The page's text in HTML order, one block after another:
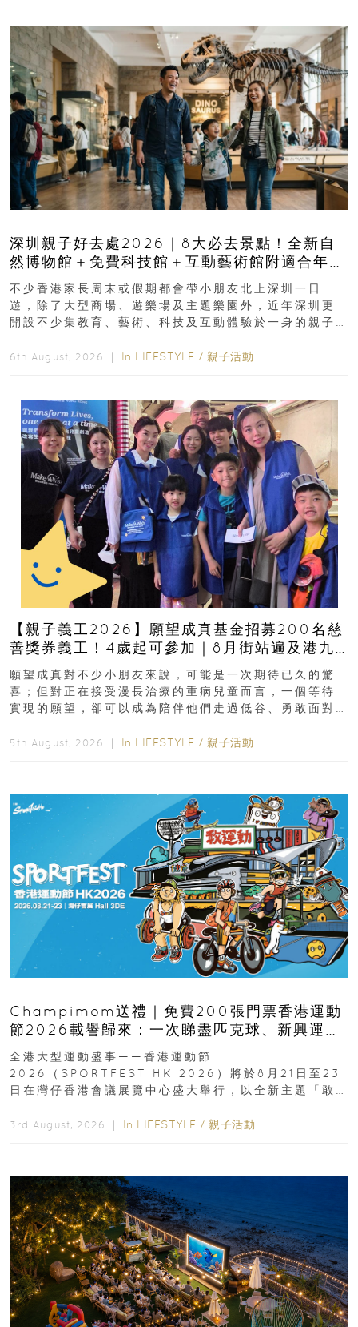
深圳親子好去處2026｜8大必去景點！全新自
然博物館＋免費科技館＋互動藝術館附適合年
齡、交通、門票、開放時間
不少香港家長周末或假期都會帶小朋友北上深圳一日
遊，除了大型商場、遊樂場及主題樂園外，近年深圳更
開設不少集教育、藝術、科技及互動體驗於一身的親子
6th August, 2026 ｜ In LIFESTYLE / 親子活動
【親子義工2026】願望成真基金招募200名慈
善獎券義工！4歲起可參加｜8月街站遍及港九
新界
願望成真對不少小朋友來說，可能是一次期待已久的驚
喜；但對正在接受漫長治療的重病兒童而言，一個等待
實現的願望，卻可以成為陪伴他們走過低谷、勇敢面對
5th August, 2026 ｜ In LIFESTYLE / 親子活動
Champimom送禮｜免費200張門票香港運動
節2026載譽歸來：一次睇盡匹克球、新興運
動、街舞比賽＋逾百運動品牌展覽
全港大型運動盛事——香港運動節
2026（SPORTFEST HK 2026）將於8月21日至23
日在灣仔香港會議展覽中心盛大舉行，以全新主題「敢
3rd August, 2026 ｜ In LIFESTYLE / 親子活動